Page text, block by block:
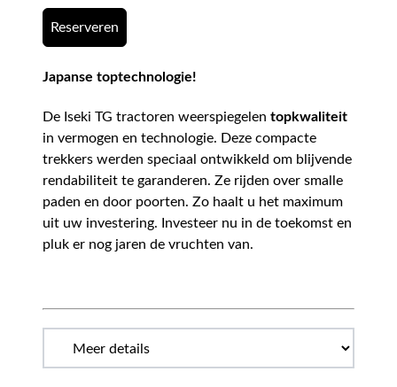
Reserveren
Japanse toptechnologie!
De Iseki TG tractoren weerspiegelen topkwaliteit
in vermogen en technologie. Deze compacte
trekkers werden speciaal ontwikkeld om blijvende
rendabiliteit te garanderen. Ze rijden over smalle
paden en door poorten. Zo haalt u het maximum
uit uw investering. Investeer nu in de toekomst en
pluk er nog jaren de vruchten van.